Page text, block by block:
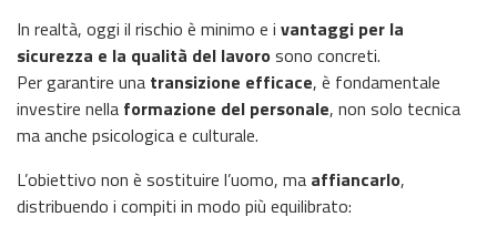
In realtà, oggi il rischio è minimo e i vantaggi per la
sicurezza e la qualità del lavoro sono concreti.
Per garantire una transizione efficace, è fondamentale
investire nella formazione del personale, non solo tecnica
ma anche psicologica e culturale.
L’obiettivo non è sostituire l’uomo, ma affiancarlo,
distribuendo i compiti in modo più equilibrato: